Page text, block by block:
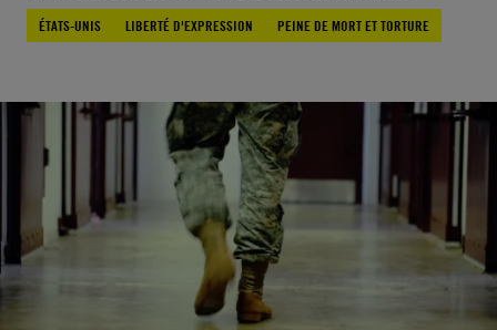
ÉTATS-UNIS
LIBERTÉ D'EXPRESSION PEINE DE MORT ET TORTURE